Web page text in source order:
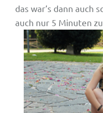
das war’s dann auch
auch nur 5 Minuten